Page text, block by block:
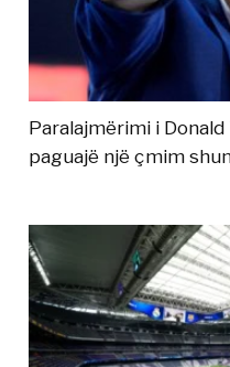
Paralajmërimi i
paguajë një çmim